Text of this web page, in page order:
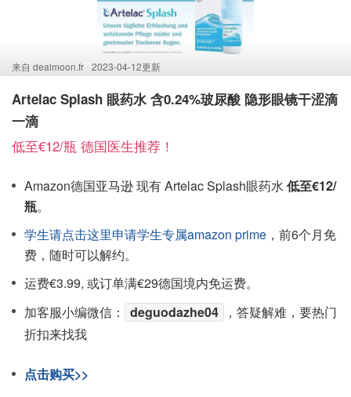
来自 dealmoon.fr 2023-04-12更新
Artelac Splash 眼药水 含0.24%玻尿酸 隐形眼镜干涩滴
一滴
低至€12/瓶 德国医生推荐！
Amazon德国亚马逊 现有 Artelac Splash眼药水 低至€12/
瓶。
学生请点击这里申请学生专属amazon prime ，前6个月免
费，随时可以解约。
运费€3.99, 或订单满€29德国境内免运费。
加客服小编微信：
deguodazhe04
，答疑解难，要热门
折扣来找我
点击购买>>